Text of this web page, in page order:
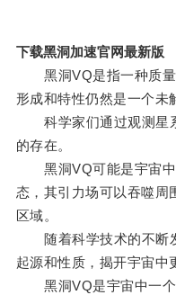
下载黑洞加速官网最新版
黑洞VQ是指一种质量
形成和特性仍然是一个未
科学家们通过观测星
的存在。
黑洞VQ可能是宇宙中
态，其引力场可以吞噬周
区域。
随着科学技术的不断
起源和性质，揭开宇宙中
黑洞VQ是宇宙中一个